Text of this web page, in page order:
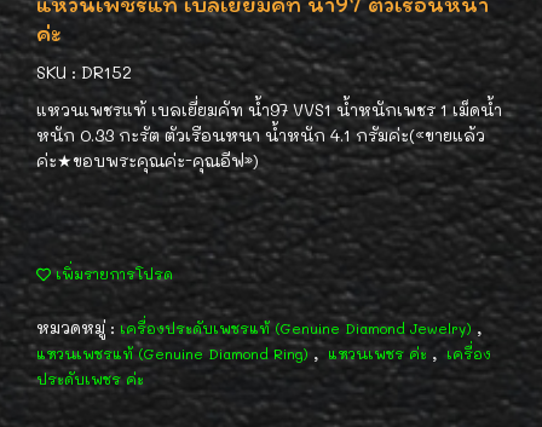
ค่ะ
SKU : DR152
แหวนเพชรแท้ เบลเยี่ยมคัท น้ำ97 VVS1 น้ำหนักเพชร 1 เม็ดน้ำ
หนัก 0.33 กะรัต ตัวเรือนหนา น้ำหนัก 4.1 กรัมค่ะ(«ขายแล้ว
ค่ะ★ขอบพระคุณค่ะ-คุณอีฟ»)
เพิ่มรายการโปรด
หมวดหมู่ : เครื่องประดับเพชรแท้ (Genuine Diamond Jewelry) ,
แหวนเพชรแท้ (Genuine Diamond Ring) , แหวนเพชร ค่ะ , เครื่อง
ประดับเพชร ค่ะ